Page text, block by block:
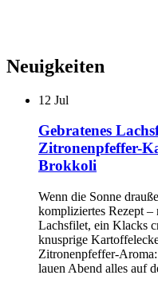
Neuigkeiten
12 Jul
Gebratenes
Zitronenpfeffer-
Brokkoli
Wenn die Sonne
kompliziertes Rezept –
Lachsfilet, ein Klacks
knusprige
Zitronenpfeffer-
lauen Abend alles auf